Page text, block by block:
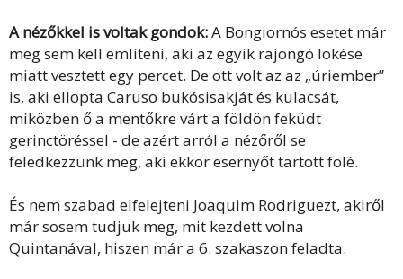
A nézőkkel is voltak gondok:A Bongiornós esetet már
meg sem kell említeni, aki az egyik rajongó lökése
miatt vesztett egy percet. De ott volt az az „úriember”
is, aki ellopta Caruso bukósisakját és kulacsát,
miközben ő a mentőkre várt a földön feküdt
gerinctöréssel - de azért arról a nézőről se
feledkezzünk meg, aki ekkor esernyőt tartott fölé.
És nem szabad elfelejteni Joaquim Rodriguezt, akiről
már sosem tudjuk meg, mit kezdett volna
Quintanával, hiszen már a 6. szakaszon feladta.